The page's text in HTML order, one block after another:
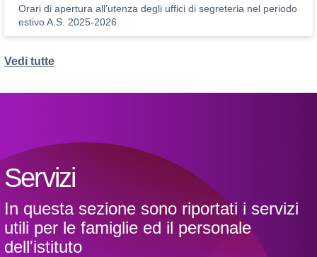
Orari di apertura all’utenza degli uffici di segreteria nel periodo
estivo A.S. 2025-2026
Vedi tutte
Servizi
In questa sezione sono riportati i servizi
utili per le famiglie ed il personale
dell'istituto